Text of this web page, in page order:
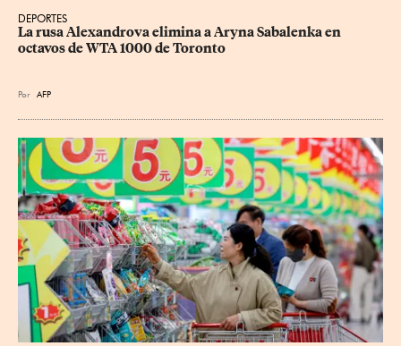
DEPORTES
La rusa Alexandrova elimina a Aryna Sabalenka en
octavos de WTA 1000 de Toronto
Por AFP